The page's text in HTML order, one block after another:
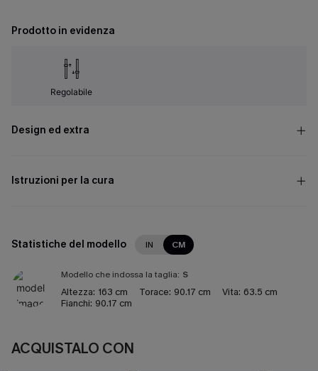
Prodotto in evidenza
Regolabile
Design ed extra
Istruzioni per la cura
Statistiche del modello IN CM
Modello che indossa la taglia: S
Altezza: 163 cm Torace: 90.17 cm Vita: 63.5 cm
Fianchi: 90.17 cm
ACQUISTALO CON